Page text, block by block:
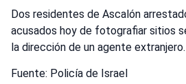
Dos residentes de Ascalón
acusados hoy de fotografiar sitios
la dirección de un agente extranjero.
Fuente: Policía de Israel